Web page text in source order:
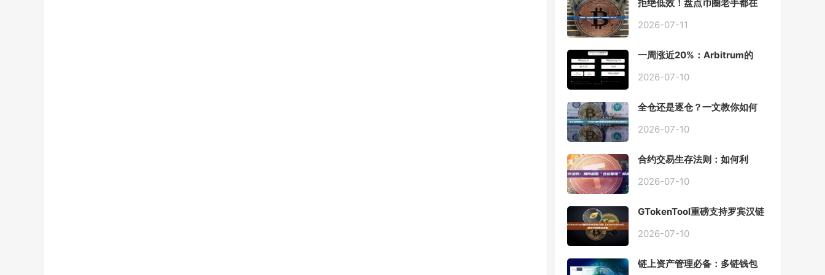
拒绝低效！盘点币圈老手都在
具
2026-07-11
一周涨近20%：Arbitrum的
Chain一夜盘活
2026-07-10
全仓还是逐仓？一文教你如何
2026-07-10
合约交易生存法则：如何利
2026-07-10
GTokenTool重磅支持罗宾汉链
程全解析
2026-07-10
链上资产管理必备：多链钱包